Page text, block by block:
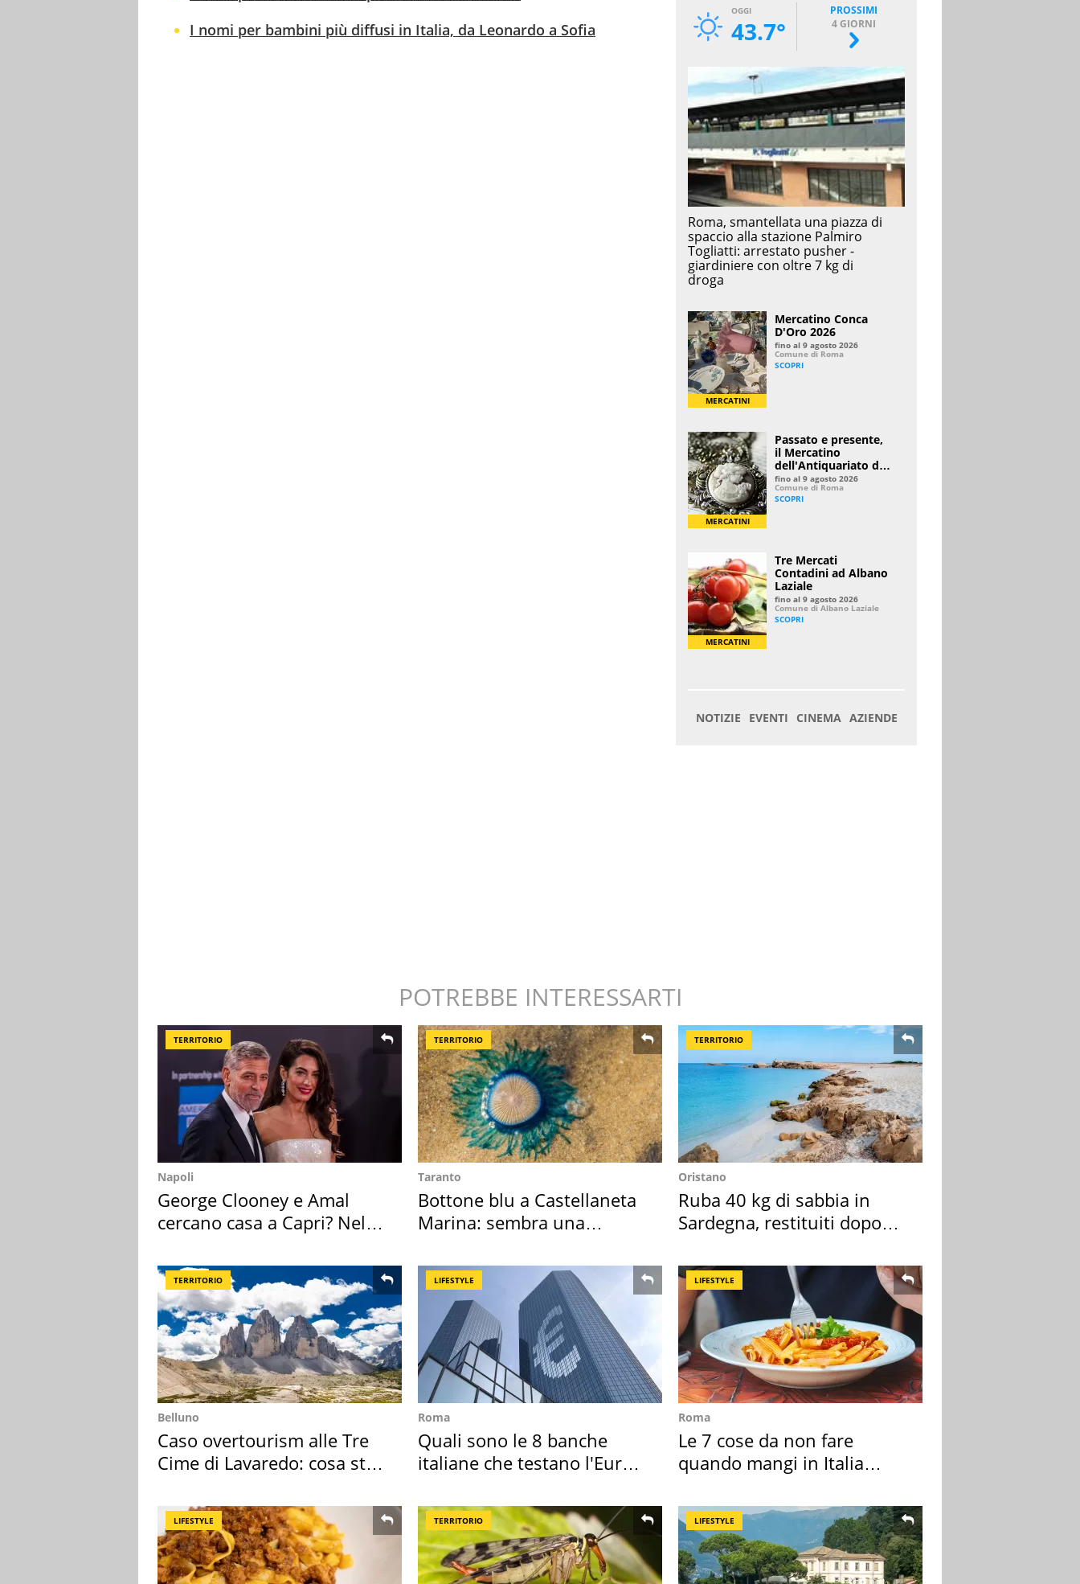
I nomi per bambini più diffusi in Italia, da Leonardo a Sofia
POTREBBE INTERESSARTI
TERRITORIO
Napoli
George Clooney e Amal
cercano casa a Capri? Nel
TERRITORIO
Taranto
Bottone blu a Castellaneta
Marina: sembra una
TERRITORIO
Oristano
Ruba 40 kg di sabbia in
Sardegna, restituiti dopo
TERRITORIO
Belluno
Caso overtourism alle Tre
Cime di Lavaredo: cosa sta
LIFESTYLE
Roma
Quali sono le 8 banche
italiane che testano l'Euro
LIFESTYLE
Roma
Le 7 cose da non fare
quando mangi in Italia
LIFESTYLE TERRITORIO LIFESTYLE